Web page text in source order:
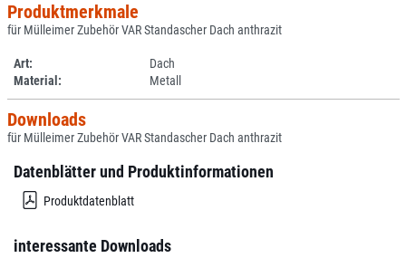
Produktmerkmale
für Mülleimer Zubehör VAR Standascher Dach anthrazit
Art:
Dach
Material:
Metall
Downloads
für Mülleimer Zubehör VAR Standascher Dach anthrazit
Datenblätter und Produktinformationen
Produktdatenblatt
interessante Downloads